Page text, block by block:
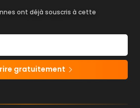
ont déjà souscris à cette
gratuitement